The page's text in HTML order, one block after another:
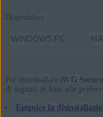
Microsoft Windows
Apple macOS 13.x
Apple macOS 12.x
Dispositivo:
WINDOWS PC
Per disinstallare AVG
di seguito in base alle
Eseguire la